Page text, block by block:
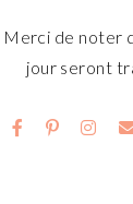
Merci de noter
jour seront